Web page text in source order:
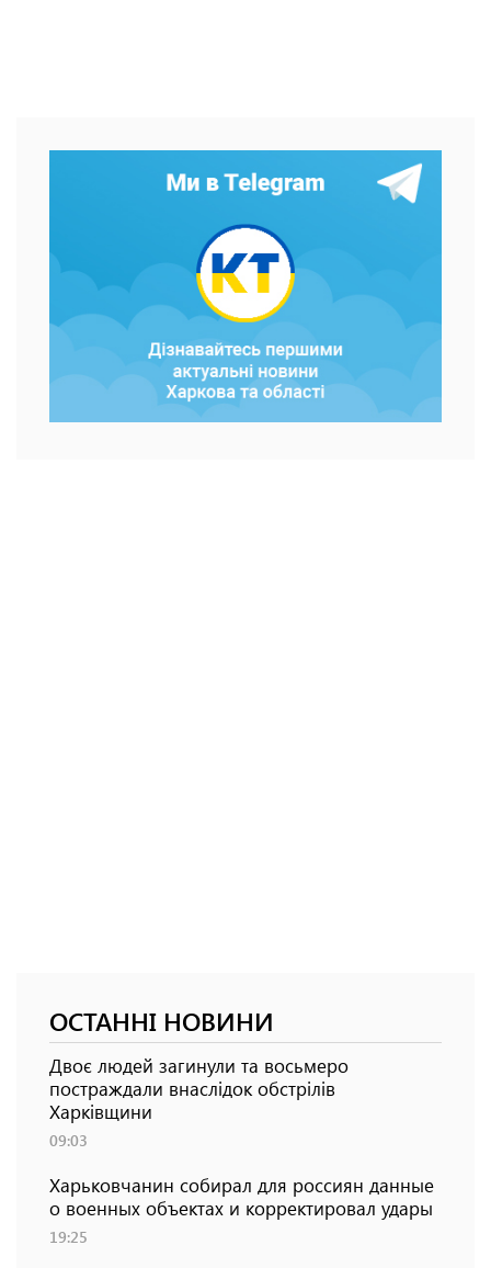
ОСТАННІ НОВИНИ
Двоє людей загинули та восьмеро
постраждали внаслідок обстрілів
Харківщини
09:03
Харьковчанин собирал для россиян данные
о военных объектах и ​​корректировал удары
19:25